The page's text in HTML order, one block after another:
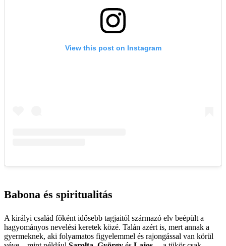
Babona és spiritualitás
A királyi család főként idősebb tagjaitól származó elv beépült a
hagyományos nevelési keretek közé. Talán azért is, mert annak a
gyermeknek, aki folyamatos figyelemmel és rajongással van körül